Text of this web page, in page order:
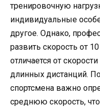
тренировочную
индивидуальные
другое. Однако,
развить скорость от
отличается от
длинных дистанций.
спортсмена важно
среднюю скорость,